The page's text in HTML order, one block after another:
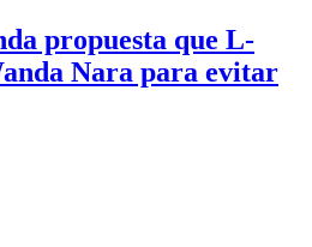
propuesta que L-
Nara para evitar